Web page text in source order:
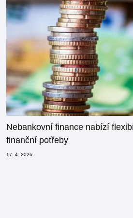
Nebankovní finance nabízí
finanční potřeby
17. 4. 2026